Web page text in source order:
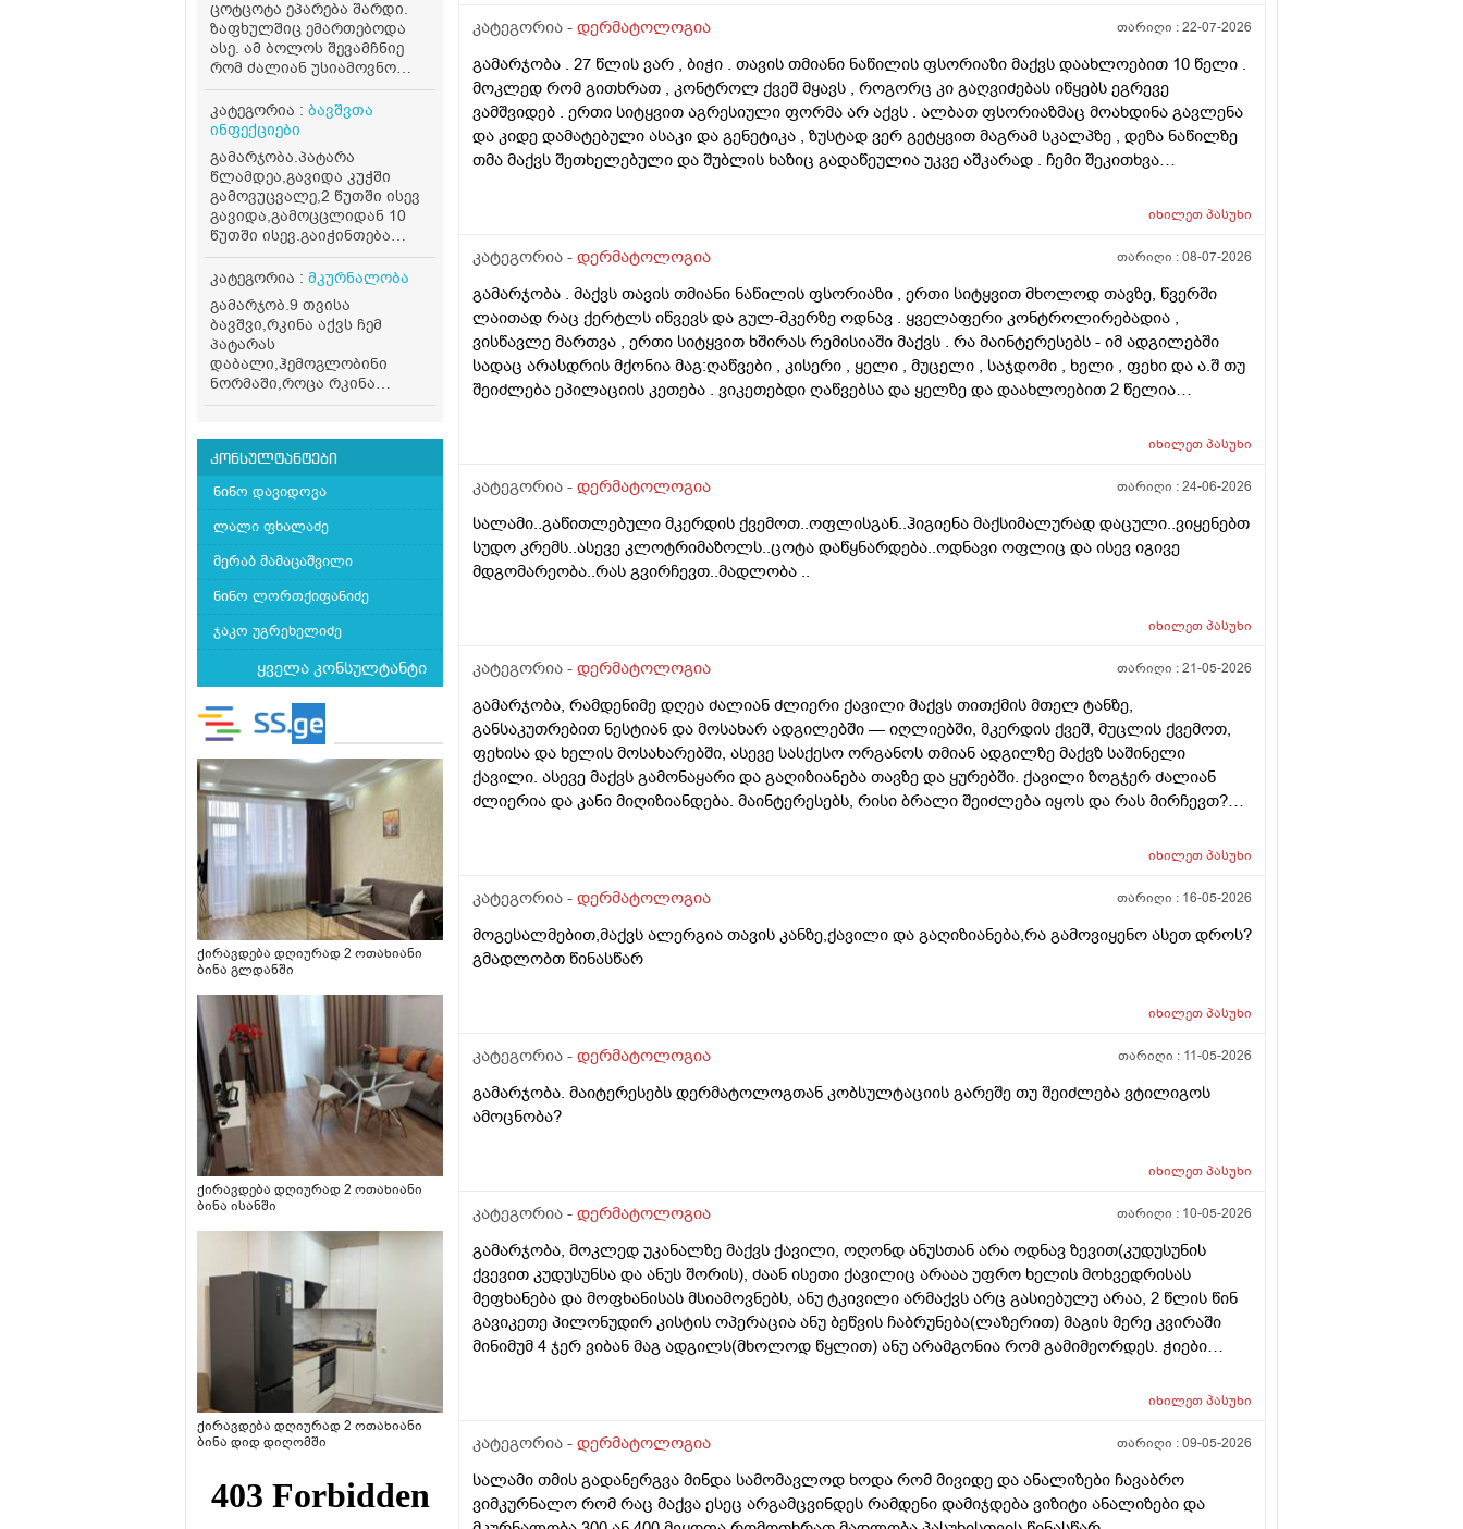
ცოტცოტა ეპარება შარდი.
ზაფხულშიც ემართებოდა
ასე. ამ ბოლოს შევამჩნიე
რომ ძალიან უსიამოვნო
სუნი აქვს. დაბანიდან
უახლოეს პერიოდშიც კი
ასეთი სუნი უდის ტრუსზე.
იყოს?
კატეგორია : ბავშვთა
ინფექციები
გამარჯობა.პატარა
წლამდეა,გავიდა კუჭში
გამოვუცვალე,2 წუთში ისევ
გავიდა,გამოცცლიდან 10
წუთში ისევ.გაიჭინთება
გავა.აშლილი არაა,ღამეც
მშვიდად ეძინა,გუშინ
.იქნებ რამე მითხრათ?
თვითონ ბავშვი არ წუხს
კატეგორია : მკურნალობა
გამარჯობ.9 თვისა
ბავშვი,რკინა აქვს ჩემ
პატარას
დაბალი,ჰემოგლობინი
ნორმაში,როცა რკინა
დაბალია სისხლის
მაჩვენებლის შეცვლა თუ
ხდება?ასევე კვებაში რა
აუმაღლო?მადლობა
კონსულტანტები
ნინო დავიდოვა
ლალი ფხალაძე
მერაბ მამაცაშვილი
ნინო ლორთქიფანიძე
ჯაკო უგრეხელიძე
ყველა კონსულტანტი
ქირავდება დღიურად 2 ოთახიანი
ბინა გლდანში
ქირავდება დღიურად 2 ოთახიანი
ბინა ისანში
ქირავდება დღიურად 2 ოთახიანი
ბინა დიდ დიღომში
კატეგორია - დერმატოლოგია თარიღი :22-07-2026
გამარჯობა . 27 წლის ვარ , ბიჭი . თავის თმიანი ნაწილის ფსორიაზი მაქვს დაახლოებით 10 წელი .
მოკლედ რომ გითხრათ , კონტროლ ქვეშ მყავს , როგორც კი გაღვიძებას იწყებს ეგრევე
ვამშვიდებ . ერთი სიტყვით აგრესიული ფორმა არ აქვს . ალბათ ფსორიაზმაც მოახდინა გავლენა
და კიდე დამატებული ასაკი და გენეტიკა , ზუსტად ვერ გეტყვით მაგრამ სკალპზე , დეზა ნაწილზე
თმა მაქვს შეთხელებული და შუბლის ხაზიც გადაწეულია უკვე აშკარად . ჩემი შეკითხვა
და გამართლებილი სკალპის ფსორიაზის დროს ? არ მინდა რომ ამ პროცედურებმა კიდევ უფრო
შეიძლება თუ არა თმის გადანერგვა სკალპის ფსორიაზის დროს და არის თუ არა პრაქტიკაში ვინც
!
იხილეთპასუხი
კატეგორია - დერმატოლოგია თარიღი :08-07-2026
გამარჯობა . მაქვს თავის თმიანი ნაწილის ფსორიაზი , ერთი სიტყვით მხოლოდ თავზე, წვერში
ლაითად რაც ქერტლს იწვევს და გულ-მკერზე ოდნავ . ყველაფერი კონტროლირებადია ,
ვისწავლე მართვა , ერთი სიტყვით ხშირას რემისიაში მაქვს . რა მაინტერესებს - იმ ადგილებში
სადაც არასდრის მქონია მაგ:ღაწვები , კისერი , ყელი , მუცელი , საჯდომი , ხელი , ფეხი და ა.შ თუ
შეიძლება ეპილაციის კეთება . ვიკეთებდი ღაწვებსა და ყელზე და დაახლოებით 2 წელია
ეპილაციამ გააღიაზიანოს და მანდაც გამოვიდესო , შიშმა ამიტანა . სხვადასხვა ვერსია მესმის ,
გაგრძელება ? რისკი რამხელაა? მადლობა წინასწარ .
იხილეთპასუხი
კატეგორია - დერმატოლოგია თარიღი :24-06-2026
სალამი..გაწითლებული მკერდის ქვემოთ..ოფლისგან..ჰიგიენა მაქსიმალურად დაცული..ვიყენებთ
სუდო კრემს..ასევე კლოტრიმაზოლს..ცოტა დაწყნარდება..ოდნავი ოფლიც და ისევ იგივე
მდგომარეობა..რას გვირჩევთ..მადლობა ..
იხილეთპასუხი
კატეგორია - დერმატოლოგია თარიღი :21-05-2026
გამარჯობა, რამდენიმე დღეა ძალიან ძლიერი ქავილი მაქვს თითქმის მთელ ტანზე,
განსაკუთრებით ნესტიან და მოსახარ ადგილებში — იღლიებში, მკერდის ქვეშ, მუცლის ქვემოთ,
ფეხისა და ხელის მოსახარებში, ასევე სასქესო ორგანოს თმიან ადგილზე მაქვზ საშინელი
ქავილი. ასევე მაქვს გამონაყარი და გაღიზიანება თავზე და ყურებში. ქავილი ზოგჯერ ძალიან
ძლიერია და კანი მიღიზიანდება. მაინტერესებს, რისი ბრალი შეიძლება იყოს და რას მირჩევთ?
იხილეთპასუხი
კატეგორია - დერმატოლოგია თარიღი : 16-05-2026
მოგესალმებით,მაქვს ალერგია თავის კანზე,ქავილი და გაღიზიანება,რა გამოვიყენო ასეთ დროს?
გმადლობთ წინასწარ
იხილეთპასუხი
კატეგორია - დერმატოლოგია თარიღი : 11-05-2026
გამარჯობა. მაიტერესებს დერმატოლოგთან კობსულტაციის გარეშე თუ შეიძლება ვტილიგოს
ამოცნობა?
იხილეთპასუხი
კატეგორია - დერმატოლოგია თარიღი : 10-05-2026
გამარჯობა, მოკლედ უკანალზე მაქვს ქავილი, ოღონდ ანუსთან არა ოდნავ ზევით(კუდუსუნის
ქვევით კუდუსუნსა და ანუს შორის), ძაან ისეთი ქავილიც არააა უფრო ხელის მოხვედრისას
მეფხანება და მოფხანისას მსიამოვნებს, ანუ ტკივილი არმაქვს არც გასიებულუ არაა, 2 წლის წინ
გავიკეთე პილონუდირ კისტის ოპერაცია ანუ ბეწვის ჩაბრუნება(ლაზერით) მაგის მერე კვირაში
მინიმუმ 4 ჯერ ვიბან მაგ ადგილს(მხოლოდ წყლით) ანუ არამგონია რომ გამიმეორდეს. ჭიები
იხილეთპასუხი
კატეგორია - დერმატოლოგია თარიღი :09-05-2026
სალამი თმის გადანერგვა მინდა სამომავლოდ ხოდა რომ მივიდე და ანალიზები ჩავაბრო
ვიმკურნალო რომ რაც მაქვა ესეც არგამცვინდეს რამდენი დამიჯდება ვიზიტი ანალიზები და